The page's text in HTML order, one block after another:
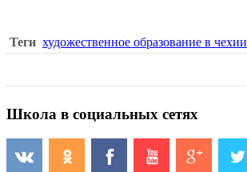
Теги художественное образование в чехии
Школа в социальных сетях